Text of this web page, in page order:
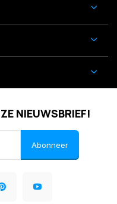
NIEUWSBRIEF!
Abonneer